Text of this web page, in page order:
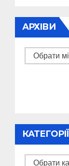
АРХІВИ
Архіви
КАТЕГОРІЇ
Категорії